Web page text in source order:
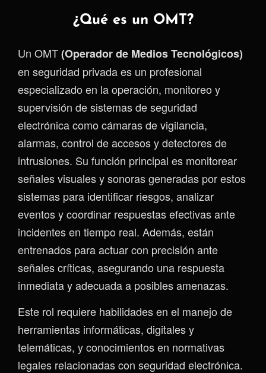
¿Qué es un OMT?
Un OMT(Operador de Medios Tecnológicos)
en seguridad privada es un profesional
especializado en la operación, monitoreo y
supervisión de sistemas de seguridad
electrónica como cámaras de vigilancia,
alarmas, control de accesos y detectores de
intrusiones. Su función principal es monitorear
señales visuales y sonoras generadas por estos
sistemas para identificar riesgos, analizar
eventos y coordinar respuestas efectivas ante
incidentes en tiempo real. Además, están
entrenados para actuar con precisión ante
señales críticas, asegurando una respuesta
inmediata y adecuada a posibles amenazas.
Este rol requiere habilidades en el manejo de
herramientas informáticas, digitales y
telemáticas, y conocimientos en normativas
legales relacionadas con seguridad electrónica.